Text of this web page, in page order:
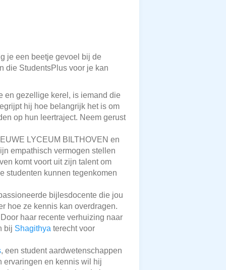
je een beetje gevoel bij de
die StudentsPlus voor je kan
en gezellige kerel, is iemand die
hij hoe belangrijk het is om
op hun leertraject. Neem gerust
LYCEUM BILTHOVEN en
empathisch vermogen stellen
komt voort uit zijn talent om
studenten kunnen tegenkomen
bijlesdocente die jou
hoe ze kennis kan overdragen.
haar recente verhuizing naar
bij Shagithya terecht voor
, een student aardwetenschappen
ervaringen en kennis wil hij